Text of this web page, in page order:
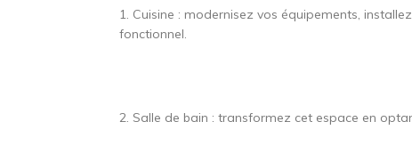
1. Cuisine : modernisez vos équipements,
fonctionnel.
2. Salle de bain : transformez cet espace en